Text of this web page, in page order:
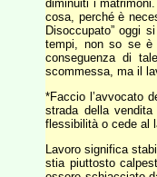
diminuiti i
cosa, perché è
Disoccupato” oggi
tempi, non so se è
conseguenza di
scommessa, ma il
*Faccio l’avvocato
strada della
flessibilità o cede al
Lavoro significa
stia piuttosto